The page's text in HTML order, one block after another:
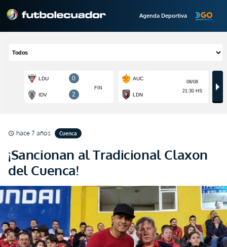
Agenda Deportiva
schedule hace 7 años Cuenca
¡Sancionan al Tradicional Claxon
del Cuenca!